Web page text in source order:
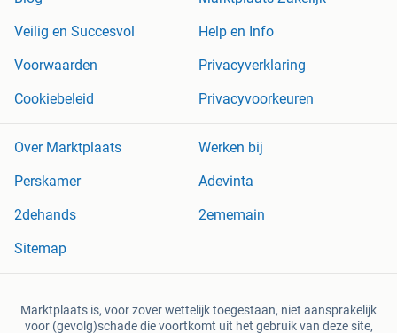
Veilig en Succesvol
Help en Info
Voorwaarden
Privacyverklaring
Cookiebeleid
Privacyvoorkeuren
Over Marktplaats
Werken bij
Perskamer
Adevinta
2dehands
2ememain
Sitemap
Marktplaats is, voor zover wettelijk toegestaan, niet aansprakelijk
voor (gevolg)schade die voortkomt uit het gebruik van deze site,